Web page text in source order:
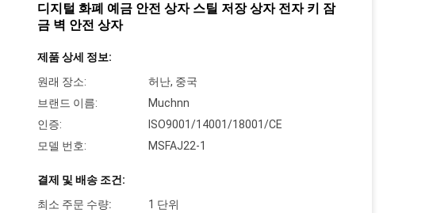
디지털 화폐 예금 안전 상자 스틸 저장 상자 전자 키 잠
금 벽 안전 상자
제품 상세 정보:
원래 장소:
허난, 중국
브랜드 이름:
Muchnn
인증:
ISO9001/14001/18001/CE
모델 번호:
MSFAJ22-1
결제 및 배송 조건:
최소 주문 수량:
1 단위